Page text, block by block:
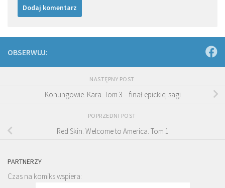
OBSERWUJ:
NASTĘPNY POST
Konungowie. Kara. Tom 3 – finał epickiej sagi
POPRZEDNI POST
Red Skin. Welcome to America. Tom 1
PARTNERZY
Czas na komiks wspiera: